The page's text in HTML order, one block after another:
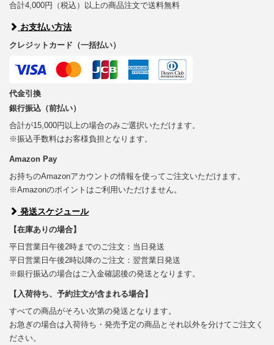
合計4,000円（税込）以上の商品注文で送料無料
お支払い方法
クレジットカード（一括払い）
代金引換
銀行振込（前払い）
合計が15,000円以上の場合のみご選択いただけます。
※振込手数料はお客様負担となります。
Amazon Pay
お持ちのAmazonアカウントの情報を使ってご注文いただけます。
※Amazonのポイントはご利用いただけません。
発送スケジュール
【在庫ありの場合】
平日営業日午後2時までのご注文：当日発送
平日営業日午後2時以降のご注文：翌営業日発送
※銀行振込の場合はご入金確認後の発送となります。
【入荷待ち、予約注文が含まれる場合】
すべての商品がそろい次第の発送となります。
お急ぎの場合は入荷待ち・発売予定の商品とそれ以外を分けてご注文く
ださい。